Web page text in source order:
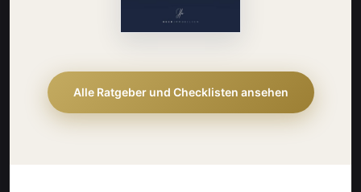
Alle Ratgeber und Checklisten ansehen